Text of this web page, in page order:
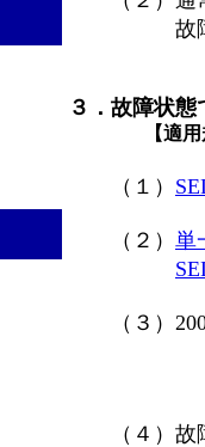
故障状
３．故障状
【適用規格
（１）
（２） 単
（３）
（４）故障